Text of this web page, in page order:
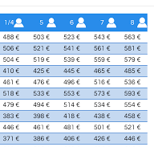
Gare
de
Paris,
votre
Solution
de
Transport